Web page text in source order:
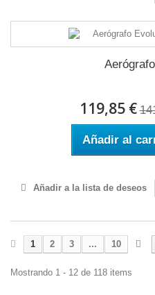
119,85 €
Añadir al
Añadir a la lista de deseos
1 2 3 ... 10
Mostrando 1 - 12 de 118 items